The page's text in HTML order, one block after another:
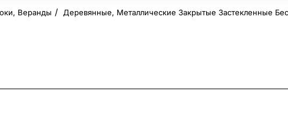
Веранды Деревянные, Металлические Закрытые Застекленные